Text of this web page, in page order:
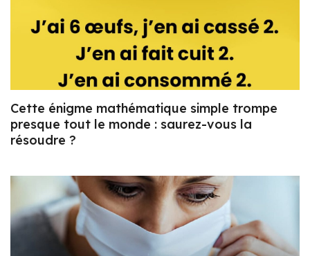
Cette énigme mathématique simple trompe
presque tout le monde : saurez-vous la
résoudre ?